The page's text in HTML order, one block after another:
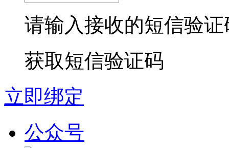
请输入接收的短信验证
获取短信验证码
立即绑定
公众号